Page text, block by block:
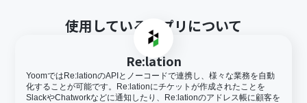
使用しているアプリについて
Re:lation
YoomではRe:lationのAPIとノーコードで連携し、様々な業務を自動
化することが可能です。Re:lationにチケットが作成されたことを
SlackやChatworkなどに通知したり、Re:lationのアドレス帳に顧客を